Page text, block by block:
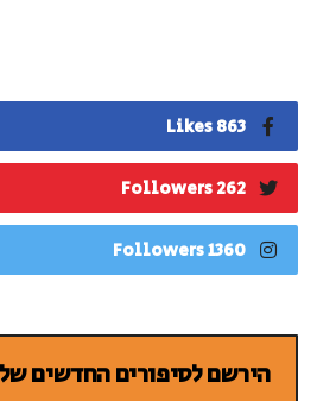
863 Likes
262 Followers
1360 Followers